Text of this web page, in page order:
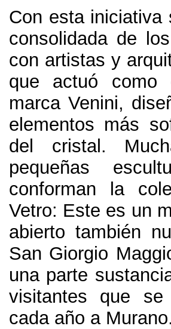
Con esta iniciativa
consolidada de
con artistas y
que actuó como
marca Venini,
elementos más
del cristal.
pequeñas
conforman la
Vetro: Este es un
abierto también
San Giorgio
una parte
visitantes que se
cada año a Murano.